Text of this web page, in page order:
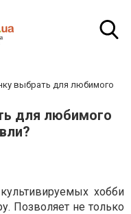
выбрать для любимого
для любимого
хобби
Позволяет не только